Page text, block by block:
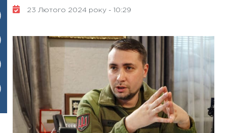
23 Лютого 2024 року - 10:29